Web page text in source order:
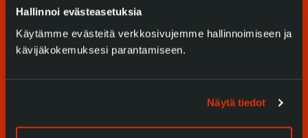
Hallinnoi evästeasetuksia
Käytämme evästeitä verkkosivujemme hallinnoimiseen ja
kävijäkokemuksesi parantamiseen.
Näytä tiedot
Lue lisää